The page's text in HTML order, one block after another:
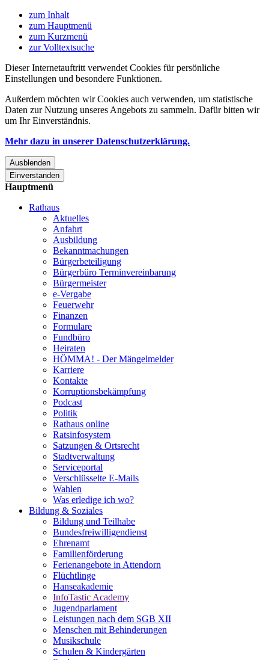
zum Inhalt
zum Hauptmenü
zum Kurzmenü
zur Volltextsuche
Dieser Internetauftritt verwendet Cookies für persönliche
Einstellungen und besondere Funktionen.
Außerdem möchten wir Cookies auch verwenden, um statistische
Daten zur Nutzung unseres Angebots zu sammeln. Dafür bitten wir
um Ihr Einverständnis.
Mehr dazu in unserer Datenschutzerklärung.
Ausblenden
Einverstanden
Hauptmenü
Rathaus
Aktuelles
Anfahrt
Ausbildung
Bekanntmachungen
Bürgerbeteiligung
Bürgerbüro Terminvereinbarung
Bürgermeister
e-Vergabe
Feuerwehr
Finanzen
Formulare
Fundbüro
Heiraten
HÖMMA! - Der Mängelmelder
Karriere
Kontakte
Korruptionsbekämpfung
Podcast
Politik
Rathaus online
Ratsinfosystem
Satzungen & Ortsrecht
Stadtverwaltung
Serviceportal
Verschlüsselte E-Mails
Wahlen
Was erledige ich wo?
Bildung & Soziales
Bildung und Teilhabe
Bundesfreiwilligendienst
Ehrenamt
Familienförderung
Ferienangebote in Attendorn
Flüchtlinge
Hanseakademie
InfoTastic Academy
Jugendparlament
Leistungen nach dem SGB XII
Menschen mit Behinderungen
Musikschule
Schulen & Kindergärten